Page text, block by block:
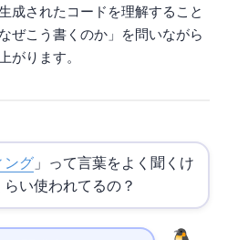
成されたコードを理解すること
ぜこう書くのか」を問いながら
がります。
ング 」って言葉をよく聞くけ
い使われてるの？